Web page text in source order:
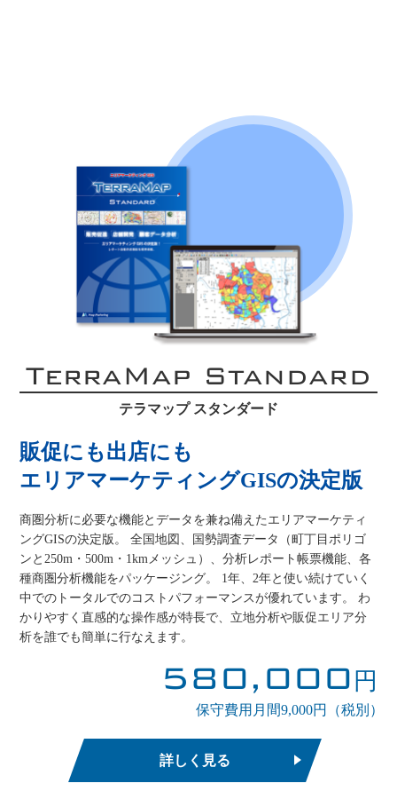
TerraMap Standard
テラマップ スタンダード
販促にも出店にも
エリアマーケティングGISの決定版
商圏分析に必要な機能とデータを兼ね備えたエリアマーケティ
ングGISの決定版。 全国地図、国勢調査データ（町丁目ポリゴ
ンと250m・500m・1kmメッシュ）、分析レポート帳票機能、各
種商圏分析機能をパッケージング。 1年、2年と使い続けていく
中でのトータルでのコストパフォーマンスが優れています。 わ
かりやすく直感的な操作感が特長で、立地分析や販促エリア分
析を誰でも簡単に行なえます。
580,000 円
保守費用月間9,000円（税別）
詳しく見る